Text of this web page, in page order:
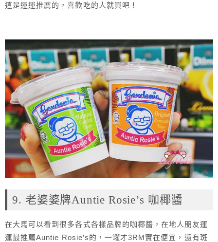
這是運運推薦的，喜歡吃的人就買吧！
9. 老婆婆牌Auntie Rosie’s 咖椰醬
在大馬可以看到很多各式各樣品牌的咖椰醬，在地人朋友運
運最推薦Auntie Rosie’s的，一罐才3RM實在便宜，還有斑